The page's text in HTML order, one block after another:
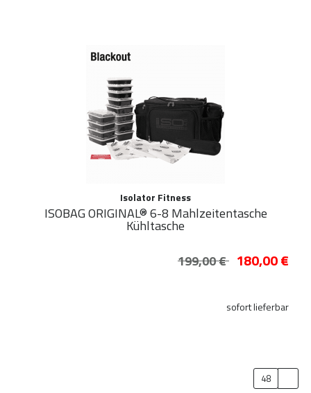
Isolator Fitness
ISOBAG ORIGINAL® 6-8 Mahlzeitentasche
Kühltasche
199,00 € 180,00 €
sofort lieferbar
48